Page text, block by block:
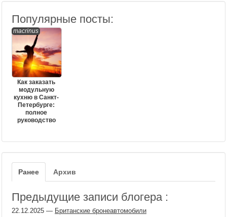
Популярные посты:
macrinus
Как заказать
модульную
кухню в Санкт-
Петербурге:
полное
руководство
Ранее Архив
Предыдущие записи блогера :
22.12.2025 — Британские бронеавтомобили